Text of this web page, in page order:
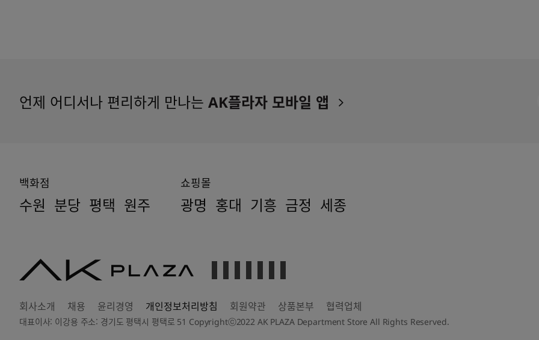
언제 어디서나 편리하게 만나는 AK플라자 모바일 앱
백화점
수원 분당 평택 원주
쇼핑몰
광명 홍대 기흥 금정 세종
PLAZA
회사소개
채용 윤리경영 개인정보처리방침 회원약관 상품본부 협력업체
대표이사: 이강용 주소: 경기도 평택시 평택로 51 Copyrightⓒ2022 AK PLAZA Department Store All Rights Reserved.